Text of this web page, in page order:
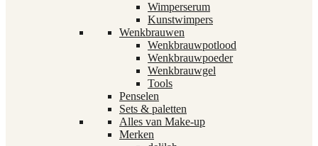
Wimperserum
Kunstwimpers
Wenkbrauwen
Wenkbrauwpotlood
Wenkbrauwpoeder
Wenkbrauwgel
Tools
Penselen
Sets & paletten
Alles van Make-up
Merken